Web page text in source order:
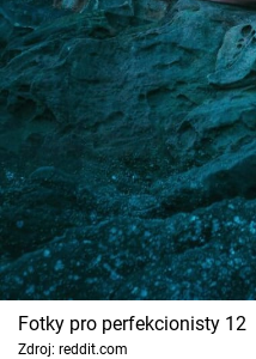
Fotky pro perfekcionisty 12
Zdroj: reddit.com